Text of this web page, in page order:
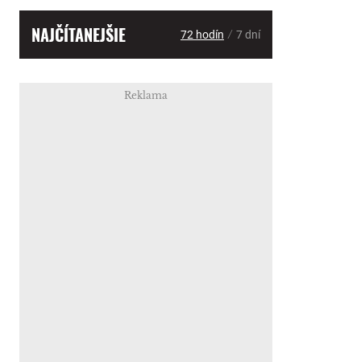
NAJČÍTANEJŠIE 72 hodín / 7 dní
Reklama